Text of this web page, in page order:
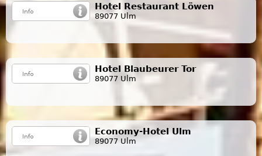
Hotel Restaurant Löwen
89077 Ulm
Hotel Blaubeurer Tor
89077 Ulm
Economy-Hotel Ulm
89077 Ulm